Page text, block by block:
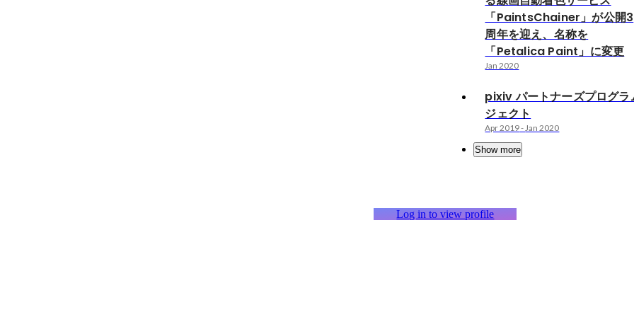
「PaintsChainer」が公開3
周年を迎え、名称を
「Petalica Paint」に変更
Jan 2020
pixiv パートナーズプログラ
ジェクト
Apr 2019- Jan 2020
Show more
Log in to view profile